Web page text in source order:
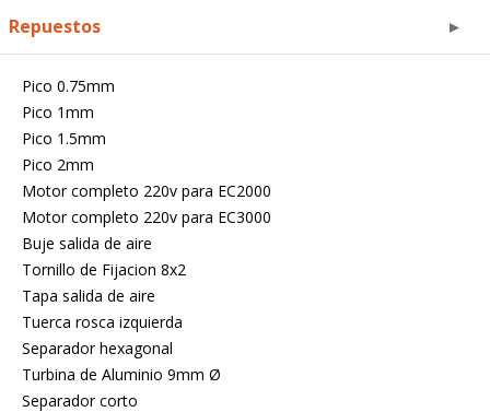
Repuestos
Pico 0.75mm
Pico 1mm
Pico 1.5mm
Pico 2mm
Motor completo 220v para EC2000
Motor completo 220v para EC3000
Buje salida de aire
Tornillo de Fijacion 8x2
Tapa salida de aire
Tuerca rosca izquierda
Separador hexagonal
Turbina de Aluminio 9mm Ø
Separador corto